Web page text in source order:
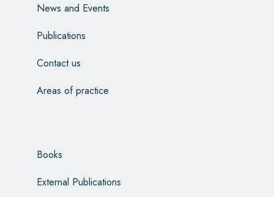
News and Events
Publications
Contact us
Areas of practice
Books
External Publications